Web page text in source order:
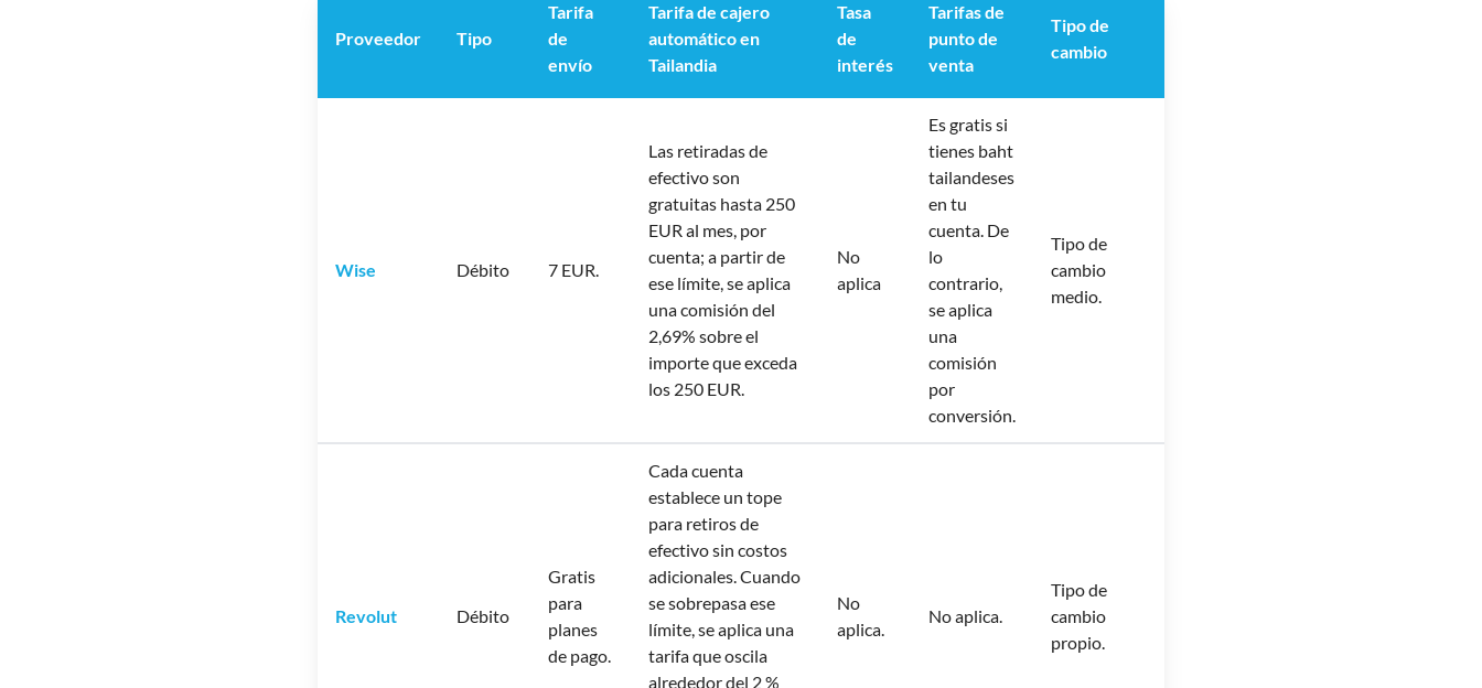
Proveedor Tipo
Tarifa
de
envío
Tarifa de cajero
automático en
Tailandia
Tasa
de
interés
Tarifas de
punto de
venta
Tipo de
cambio
Wise Débito 7 EUR.
Las retiradas de
efectivo son
gratuitas hasta 250
EUR al mes, por
cuenta; a partir de
ese límite, se aplica
una comisión del
2,69% sobre el
importe que exceda
los 250 EUR.
No
aplica
Es gratis si
tienes baht
tailandeses
en tu
cuenta. De
lo
contrario,
se aplica
una
comisión
por
conversión.
Tipo de
cambio
medio.
Revolut Débito
Gratis
para
planes
de pago.
Cada cuenta
establece un tope
para retiros de
efectivo sin costos
adicionales. Cuando
se sobrepasa ese
límite, se aplica una
tarifa que oscila
alrededor del 2 %
No
aplica.
No aplica.
Tipo de
cambio
propio.